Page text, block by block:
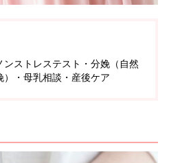
ストレステスト・分娩（自然
・母乳相談・産後ケア